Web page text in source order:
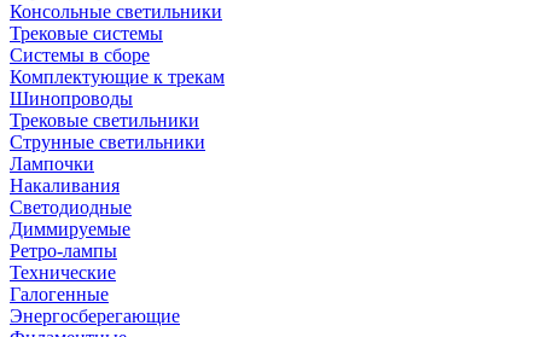
Консольные светильники
Трековые системы
Системы в сборе
Комплектующие к трекам
Шинопроводы
Трековые светильники
Струнные светильники
Лампочки
Накаливания
Светодиодные
Диммируемые
Ретро-лампы
Технические
Галогенные
Энергосберегающие